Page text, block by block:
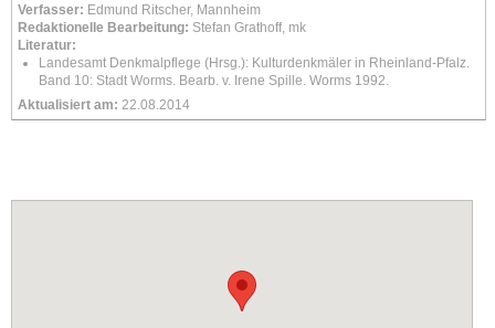
Verfasser: Edmund Ritscher, Mannheim
Redaktionelle Bearbeitung: Stefan Grathoff, mk
Literatur:
Landesamt Denkmalpflege (Hrsg.): Kulturdenkmäler in Rheinland-Pfalz.
Band 10: Stadt Worms. Bearb. v. Irene Spille. Worms 1992.
Aktualisiert am: 22.08.2014